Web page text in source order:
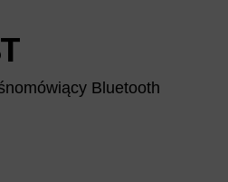
Bluetooth